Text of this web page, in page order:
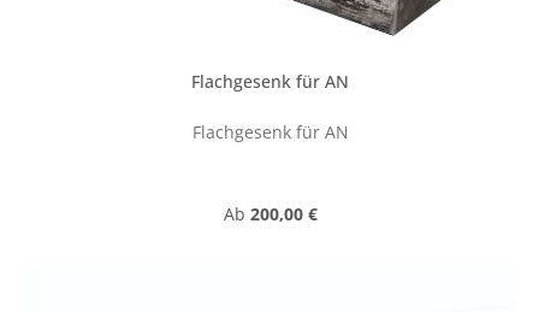
Flachgesenk für AN
Flachgesenk für AN
Regulärer Preis:
Ab 200,00 €